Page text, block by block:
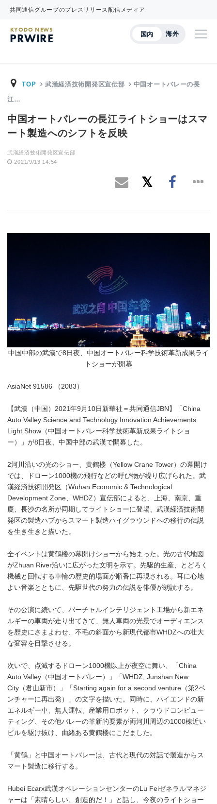
共同通信グループのプレスリリース配信メディア
国内 海外
KYODO NEWS
PRWIRE
TOP 武漢経済技術開発区宣伝部 中国オートバレーの長
江…
中国オートバレーの長江ライトショーはスマ
ート製造へのシフトを反映
武漢経済技術開発区宣伝部
2021/9/13 14:54
中国中部の武漢で8日夜、中国オートバレー科学技術革新成果ライ
トショーが開幕
AsiaNet 91586 （2083）
【武漢（中国）2021年9月10日新華社＝共同通信JBN】「China
Auto Valley Science and Technology Innovation Achievements
Light Show（中国オートバレー科学技術革新成果ライトショ
ー）」が8日夜、中国中部の武漢で開幕した。
2河川沿いの光のショー、黄鶴楼（Yellow Crane Tower）の幕開け
では、ドローン1000機の飛行などの呼び物が繰り広げられた。武
漢経済技術開発区（Wuhan Economic & Technological
Development Zone、WHDZ）宣伝部によると、上海、南京、重
慶、長沙の名所が同期してライトショーに登場、武漢経済技術開
発区の製造ハブからスマート製造ハイグラウンドへの移行の伝説
を生き生きと描いた。
全イベントは黄鶴楼の幕開けショーから始まった。光の古代地図
がZhuan River沿いに広がった文明を示す。先駆的生産、とどろく
機械と回転する車輪の歴史的場面が順番に再現される。耳に心地
よい音楽とともに、先駆世代の努力の伝説を俳優が朗読する。
その公演に続いて、バーチャルインテリジェント工場から新エネ
ルギーの車両が走り出てきて、無人車両の光景でオーディエンス
を歴史にさまよわせ、不毛の斜面から新現代都市WHDZへの壮大
な変容を目撃させる。
次いで、点滅するドローン1000機以上が夜空に舞い、「China
Auto Valley（中国オートバレー）」「WHDZ, Junshan New
City（君山新市）」「Starting again for a second venture（第2ベ
ンチャーに再出発）」の文字を描いた。同時に、ハイエンドの新
エネルギー車、無人運転、産業用ロボット、クラウドコンピュー
ティング、その他バレーの革新的要素が両河川周辺の1000棟近い
ビルを駆け抜け、由緒ある黄鶴楼にこだました。
「黄鶴」と中国オートバレーは、古代と現代の対話で製造からス
マート製造に移行する。
Hubei Ecarx武漢オペレーションセンターのLu Feiゼネラルマネジ
ャーは「素晴らしい、創造的だ！」と話し、今夜のライトショー